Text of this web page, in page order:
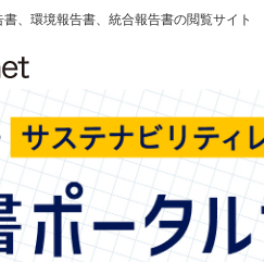
、環境報告書、統合報告書の閲覧サイト